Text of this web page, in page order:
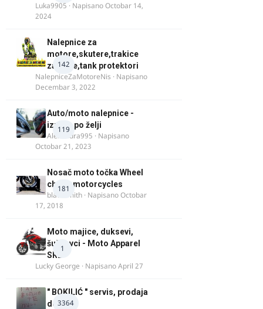
Luka9905 · NapisanoOctobar 14,
2024
142
Nalepnice za
motore,skutere,trakice
za felne,tank protektori
NalepniceZaMotoreNis · Napisano
Decembar 3, 2022
119
Auto/moto nalepnice -
izrada po želji
Alexandra995 · Napisano
Octobar 21, 2023
181
Nosač moto točka Wheel
chock motorcycles
blacksmith · NapisanoOctobar
17, 2018
1
Moto majice, duksevi,
šuškavci - Moto Apparel
SRB
Lucky George · NapisanoApril 27
3364
" BOKILIĆ " servis, prodaja
delova